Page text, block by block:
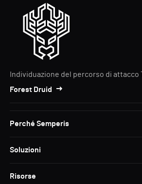
Individuazione del percorso di attacco
Forest Druid
Perché Semperis
Soluzioni
Risorse